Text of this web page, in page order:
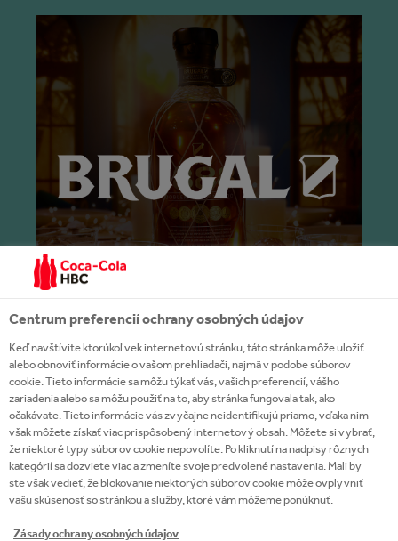
Centrum preferencií ochrany osobných údajov
Keď navštívite ktorúkoľvek internetovú stránku, táto stránka môže uložiť
alebo obnoviť informácie o vašom prehliadači, najmä v podobe súborov
cookie. Tieto informácie sa môžu týkať vás, vašich preferencií, vášho
zariadenia alebo sa môžu použiť na to, aby stránka fungovala tak, ako
očakávate. Tieto informácie vás zvyčajne neidentifikujú priamo, vďaka nim
však môžete získať viac prispôsobený internetový obsah. Môžete si vybrať,
že niektoré typy súborov cookie nepovolíte. Po kliknutí na nadpisy rôznych
kategórií sa dozviete viac a zmeníte svoje predvolené nastavenia. Mali by
ste však vedieť, že blokovanie niektorých súborov cookie môže ovplyvniť
vašu skúsenosť so stránkou a služby, ktoré vám môžeme ponúknuť.
Zásady ochrany osobných údajov